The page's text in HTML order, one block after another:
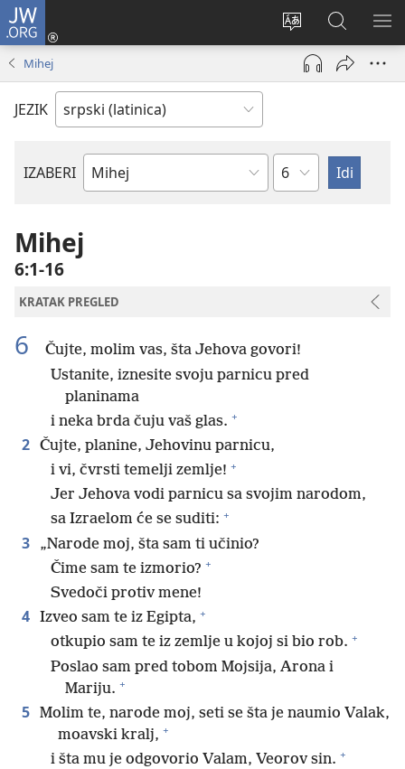
JW.ORG
Promeni
jezik
sajta
Prijava
(otvara
prozor)
Pretraga
sajta
JW.ORG
Mihej
JEZIK
IZABERI
Biblijska
Poglavlje
Mihej
6:1-16
KRATAK PREGLED
6
Čujte, molim vas, šta Jehova govori!
Ustanite, iznesite svoju parnicu pred
planinama
i neka brda čuju vaš glas. +
2 Čujte, planine, Jehovinu parnicu,
i vi, čvrsti temelji zemlje! +
Jer Jehova vodi parnicu sa svojim narodom,
sa Izraelom će se suditi: +
3
„Narode moj, šta sam ti učinio?
Čime sam te izmorio? +
Svedoči protiv mene!
4 Izveo sam te iz Egipta, +
otkupio sam te iz zemlje u kojoj si bio rob. +
Poslao sam pred tobom Mojsija, Arona i
Mariju. +
5 Molim te, narode moj, seti se šta je naumio Valak,
moavski kralj, +
i šta mu je odgovorio Valam, Veorov sin. +